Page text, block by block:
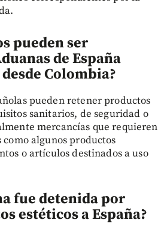
pueden ser
de España
Colombia?
pueden retener productos
sanitarios, de seguridad o
mercancías que requieren
algunos productos
o artículos destinados a uso
fue detenida por
estéticos a España?